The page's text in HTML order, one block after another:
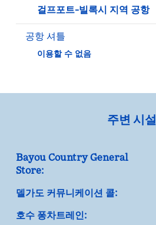
걸프포트-빌록시 지역 공항
공항 셔틀
이용할 수 없음
주변 시설
Bayou Country General
Store:
델가도 커뮤니케이션 콜:
호수 퐁차트레인: